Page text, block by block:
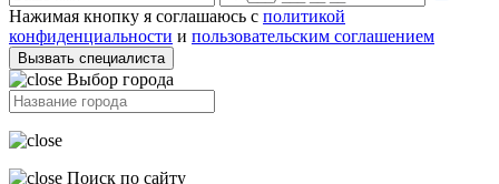
Нажимая кнопку я соглашаюсь с политикой
конфиденциальности и пользовательским соглашением
Вызвать специалиста
Выбор города
Поиск по сайту